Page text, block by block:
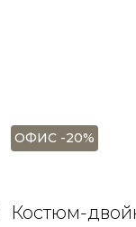
ОФИС -20%
Костюм-